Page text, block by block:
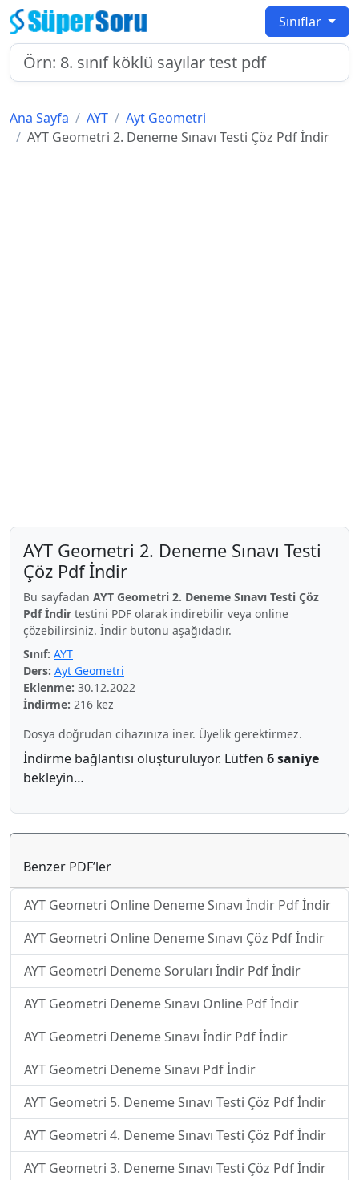
Sınıflar
Ana Sayfa AYT
Ayt Geometri
AYT Geometri 2. Deneme Sınavı Testi Çöz Pdf İndir
AYT Geometri 2. Deneme Sınavı Testi
Çöz Pdf İndir
Bu sayfadan AYT Geometri 2. Deneme Sınavı Testi Çöz
Pdf İndir testini PDF olarak indirebilir veya online
çözebilirsiniz. İndir butonu aşağıdadır.
Sınıf: AYT
Ders: Ayt Geometri
Eklenme: 30.12.2022
İndirme: 216 kez
Dosya doğrudan cihazınıza iner. Üyelik gerektirmez.
İndirme bağlantısı oluşturuluyor. Lütfen 6 saniye
bekleyin…
Benzer PDF’ler
AYT Geometri Online Deneme Sınavı İndir Pdf İndir
AYT Geometri Online Deneme Sınavı Çöz Pdf İndir
AYT Geometri Deneme Soruları İndir Pdf İndir
AYT Geometri Deneme Sınavı Online Pdf İndir
AYT Geometri Deneme Sınavı İndir Pdf İndir
AYT Geometri Deneme Sınavı Pdf İndir
AYT Geometri 5. Deneme Sınavı Testi Çöz Pdf İndir
AYT Geometri 4. Deneme Sınavı Testi Çöz Pdf İndir
AYT Geometri 3. Deneme Sınavı Testi Çöz Pdf İndir